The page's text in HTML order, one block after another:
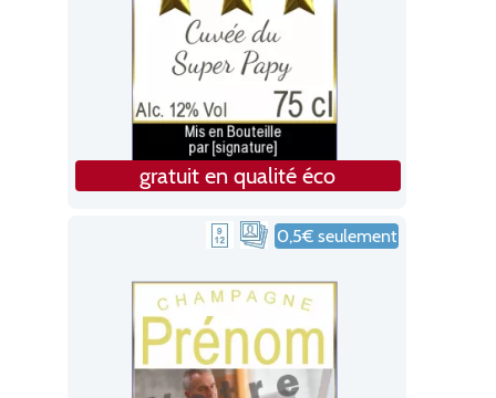
gratuit en qualité éco
0,5€ seulement